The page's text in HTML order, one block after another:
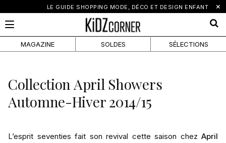
LE GUIDE SHOPPING MODE, DÉCO ET DESIGN ENFANT ×
MAGAZINE SOLDES SÉLECTIONS
Collection April Showers
Automne-Hiver 2014/15
L’esprit seventies fait son revival cette saison chez April